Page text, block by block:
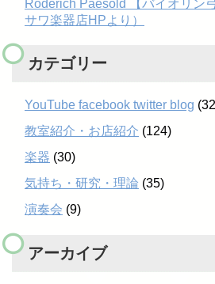
Roderich Paesold 【バイオリン
サワ楽器店HPより）
カテゴリー
YouTube facebook twitter blog
教室紹介・お店紹介 (124)
楽器 (30)
気持ち・研究・理論 (35)
演奏会 (9)
アーカイブ